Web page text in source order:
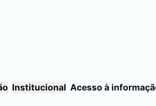
Institucional Acesso à